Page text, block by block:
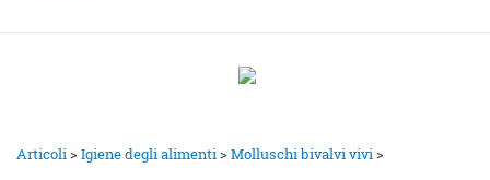
Articoli>Igiene degli alimenti>Molluschi bivalvi vivi>